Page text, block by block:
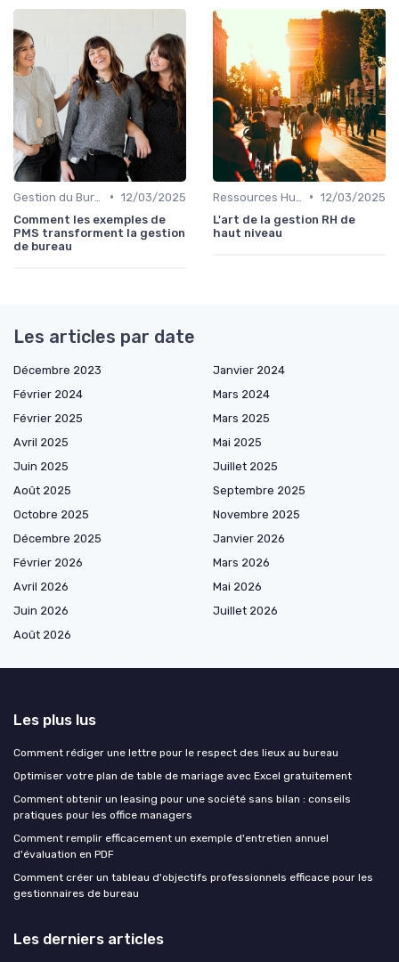
• 12/03/2025
Comment les exemples de
PMS transforment la gestion
de bureau
• 12/03/2025
L'art de la gestion RH de
haut niveau
Les articles par date
Décembre 2023
Janvier 2024
Février 2024
Mars 2024
Février 2025
Mars 2025
Avril 2025
Mai 2025
Juin 2025
Juillet 2025
Août 2025
Septembre 2025
Octobre 2025
Novembre 2025
Décembre 2025
Janvier 2026
Février 2026
Mars 2026
Avril 2026
Mai 2026
Juin 2026
Juillet 2026
Août 2026
Les plus lus
Comment rédiger une lettre pour le respect des lieux au bureau
Optimiser votre plan de table de mariage avec Excel gratuitement
Comment obtenir un leasing pour une société sans bilan : conseils
pratiques pour les office managers
Comment remplir efficacement un exemple d'entretien annuel
d'évaluation en PDF
Comment créer un tableau d'objectifs professionnels efficace pour les
gestionnaires de bureau
Les derniers articles